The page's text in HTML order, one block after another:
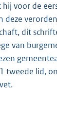
voor de
deze
dit
van
tweede lid,